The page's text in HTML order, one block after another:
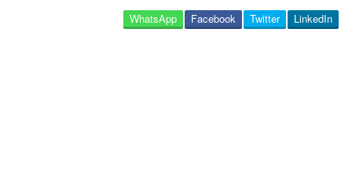
LinkedIn
Twitter
Facebook
WhatsApp